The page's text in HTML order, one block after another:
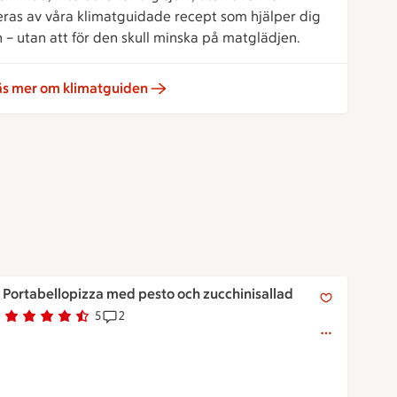
av våra klimatguidade recept som hjälper dig
utan att för den skull minska på matglädjen.
mer om klimatguiden
Portabellopizza med pesto och zucchinisallad
Betyg 4.6 av 5. 5
5 personer har röstatReceptet har 2 kommentarer
2
Portabellopizza med pesto och zucchinisallad